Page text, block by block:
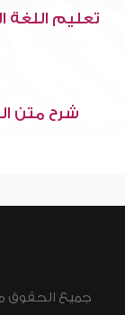
تعليم اللغة
شرح متن
جميع الحقوق محفوظة © 2026